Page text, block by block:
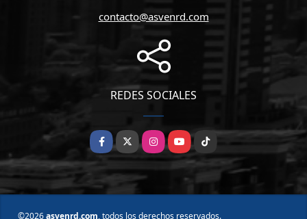
contacto@asvenrd.com
REDES SOCIALES
Facebook
X Instagram
YouTubeTikTok
©2026asvenrd.com, todos los derechos reservados.